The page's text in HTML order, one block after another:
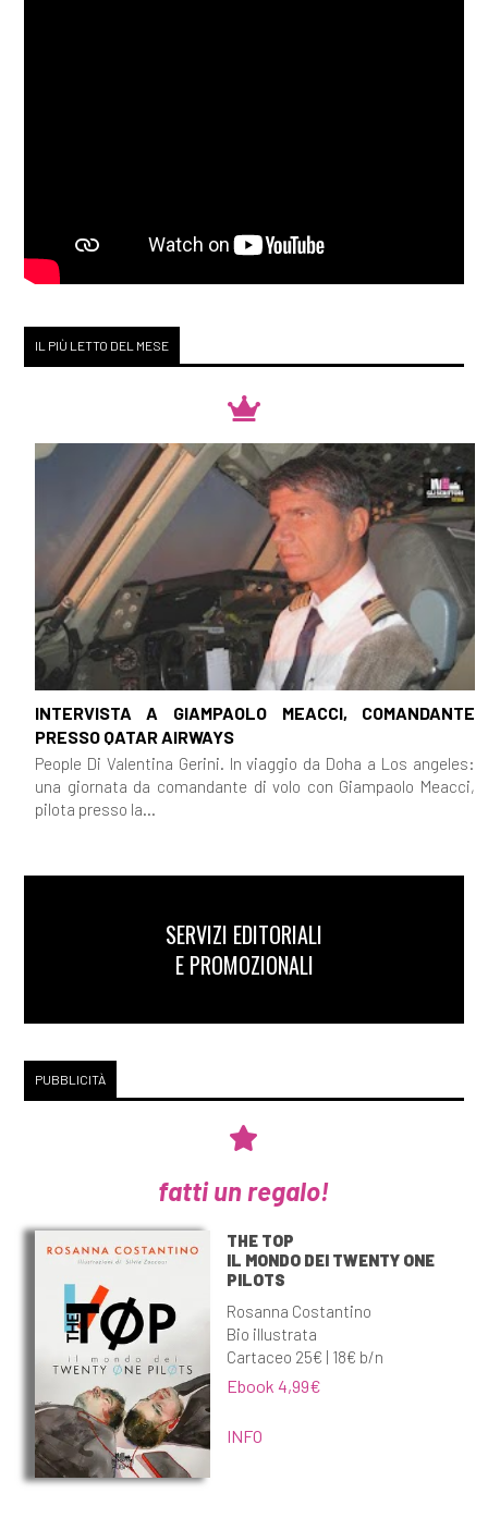
IL PIÙ LETTO DEL MESE
INTERVISTA A GIAMPAOLO MEACCI, COMANDANTE
PRESSO QATAR AIRWAYS
People Di Valentina Gerini. In viaggio da Doha a Los angeles:
una giornata da comandante di volo con Giampaolo Meacci,
pilota presso la...
SERVIZI EDITORIALI
E PROMOZIONALI
PUBBLICITÀ
fatti un regalo!
THE TOP
IL MONDO DEI TWENTY ONE
PILOTS
Rosanna Costantino
Bio illustrata
Cartaceo 25€ | 18€ b/n
Ebook 4,99€
INFO